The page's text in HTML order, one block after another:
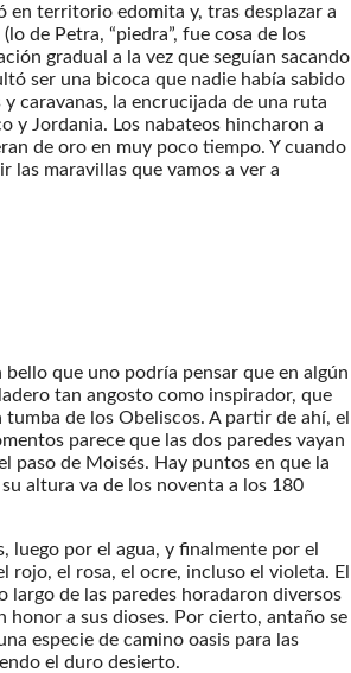
en territorio edomita y, tras desplazar a
de Petra, “piedra”, fue cosa de los
gradual a la vez que seguían sacando
ser una bicoca que nadie había sabido
caravanas, la encrucijada de una ruta
y Jordania. Los nabateos hincharon a
de oro en muy poco tiempo. Y cuando
las maravillas que vamos a ver a
que uno podría pensar que en algún
tan angosto como inspirador, que
de los Obeliscos. A partir de ahí, el
parece que las dos paredes vayan
paso de Moisés. Hay puntos en que la
altura va de los noventa a los 180
luego por el agua, y finalmente por el
rojo, el rosa, el ocre, incluso el violeta. El
largo de las paredes horadaron diversos
a sus dioses. Por cierto, antaño se
especie de camino oasis para las
el duro desierto.